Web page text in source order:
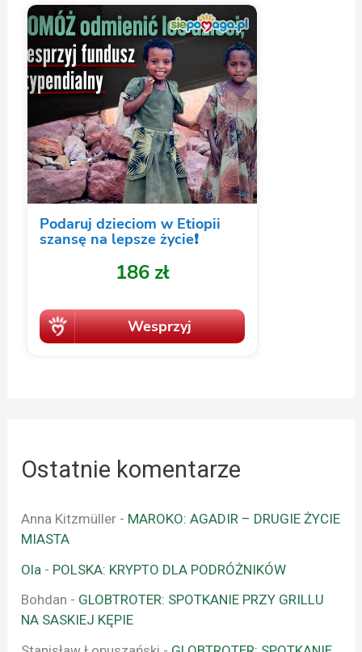
Ostatnie komentarze
Anna Kitzmüller - MAROKO: AGADIR – DRUGIE ŻYCIE
MIASTA
Ola - POLSKA: KRYPTO DLA PODRÓŻNIKÓW
Bohdan - GLOBTROTER: SPOTKANIE PRZY GRILLU
NA SASKIEJ KĘPIE